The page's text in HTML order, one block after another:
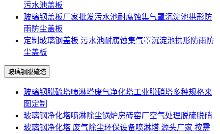
污水池盖板
玻璃钢盖板厂家批发污水池耐腐蚀集气罩沉淀池拱形防
雨防尘盖板
定制玻璃钢盖板 污水池耐腐蚀集气罩沉淀池拱形防雨防
尘盖板
玻璃钢脱硫塔
玻璃钢脱硫塔喷淋塔废气净化塔工业脱硝塔多种规格来
图定制
玻璃钢净化塔喷淋除尘锅炉房砖窑厂空气处理脱硫脱硝
玻璃钢净化塔 废气除尘环保设备喷淋塔 源头厂家 按需